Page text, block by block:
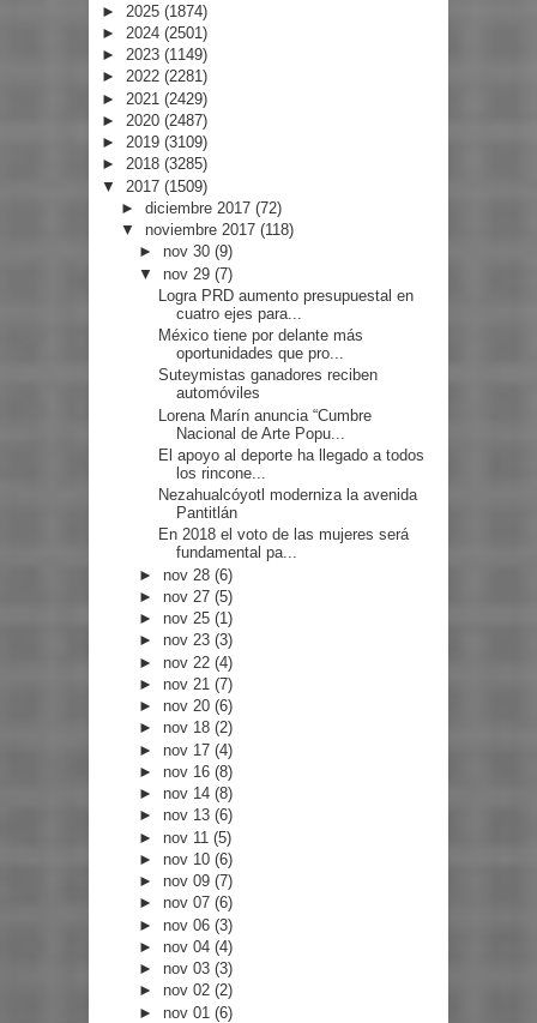
► 2025 (1874)
► 2024 (2501)
► 2023 (1149)
► 2022 (2281)
► 2021 (2429)
► 2020 (2487)
► 2019 (3109)
► 2018 (3285)
▼ 2017 (1509)
► diciembre 2017 (72)
▼ noviembre 2017 (118)
► nov 30(9)
▼ nov 29(7)
Logra PRD aumento presupuestal en
cuatro ejes para...
México tiene por delante más
oportunidades que pro...
Suteymistas ganadores reciben
automóviles
Lorena Marín anuncia “Cumbre
Nacional de Arte Popu...
El apoyo al deporte ha llegado a todos
los rincone...
Nezahualcóyotl moderniza la avenida
Pantitlán
En 2018 el voto de las mujeres será
fundamental pa...
► nov 28(6)
► nov 27(5)
► nov 25(1)
► nov 23(3)
► nov 22(4)
► nov 21(7)
► nov 20(6)
► nov 18(2)
► nov 17(4)
► nov 16(8)
► nov 14(8)
► nov 13(6)
► nov 11(5)
► nov 10(6)
► nov 09(7)
► nov 07(6)
► nov 06(3)
► nov 04(4)
► nov 03(3)
► nov 02(2)
► nov 01(6)